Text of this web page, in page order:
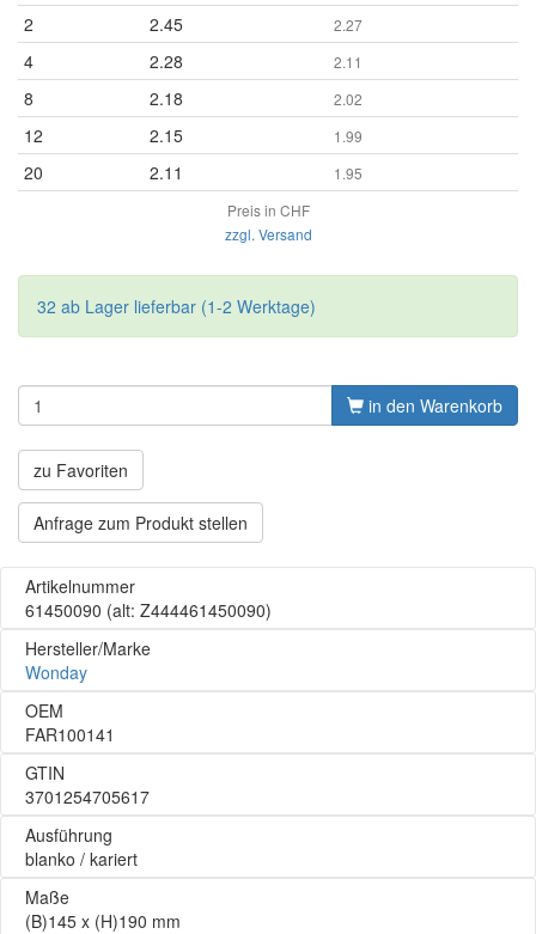
2 2.45 2.27
4 2.28 2.11
8 2.18 2.02
12 2.15 1.99
20 2.11
1.95
Preis in CHF
zzgl. Versand
32 ab Lager lieferbar (1-2 Werktage)
in den Warenkorb
zu Favoriten
Anfrage zum Produkt stellen
Artikelnummer
61450090 (alt: Z444461450090)
Hersteller/Marke
Wonday
OEM
FAR100141
GTIN
3701254705617
Ausführung
blanko / kariert
Maße
(B)145 x (H)190 mm